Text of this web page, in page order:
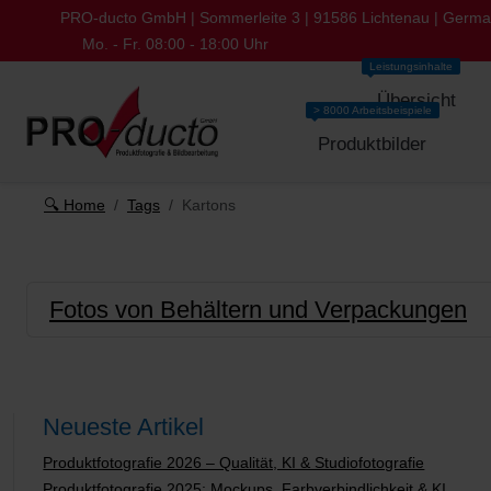
PRO-ducto GmbH | Sommerleite 3 | 91586 Lichtenau |
Mo. - Fr. 08:00 - 18:00 Uhr
Übersicht
Leistungsinhalte
Produktbilder
> 8000 Arbeitsbeispiele
🔍 Home Tags Kartons
Fotos von Behältern und Verpackungen
Neueste Artikel
Produktfotografie 2026 – Qualität, KI & Studiofotografie